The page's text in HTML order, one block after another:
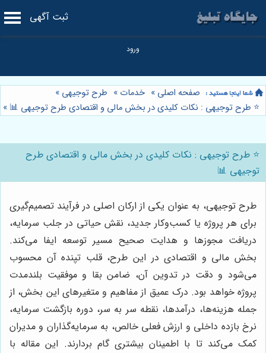
ثبت آگهی
صفحه اصلی » خدمات » طرح توجیهی »
⭐️ طرح توجیهی : نکات کلیدی در بخش مالی و اقتصادی طرح توجیهی 📊 »
⭐️ طرح توجیهی : نکات کلیدی در بخش مالی و اقتصادی طرح
توجیهی 📊
طرح توجیهی، به عنوان یکی از ارکان اصلی در فرآیند تصمیم‌گیری
برای هر پروژه یا کسب‌وکار جدید، نقش حیاتی در جلب سرمایه،
دریافت مجوزها و هدایت صحیح مسیر توسعه ایفا می‌کند.
بخش مالی و اقتصادی در این طرح، قلب تپنده آن محسوب
می‌شود و دقت در تدوین آن، ضامن بقا و موفقیت بلندمدت
پروژه خواهد بود. درک عمیق از مفاهیم و متغیرهای این بخش، از
جمله هزینه‌ها، درآمدها، نقطه سر به سر، دوره بازگشت سرمایه،
نرخ بازده داخلی و ارزش فعلی خالص، به سرمایه‌گذاران و مدیران
کمک می‌کند تا با اطمینان بیشتری گام بردارند. این مقاله با